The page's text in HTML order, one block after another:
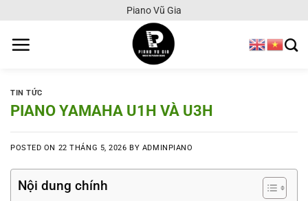
nội
Piano Vũ Gia
TIN TỨC
PIANO YAMAHA U1H VÀ U3H
POSTED ON 22 THÁNG 5, 2026 BY ADMINPIANO
Nội dung chính